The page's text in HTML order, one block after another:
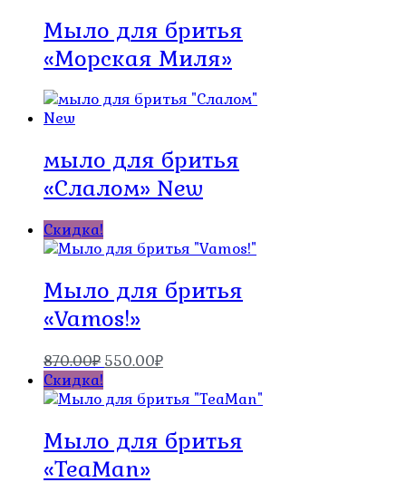
Мыло для бритья
«Морская Миля»
мыло для бритья
«Слалом» New
Скидка!
Мыло для бритья
«Vamos!»
870.00₽ Первоначальная
составляла
550.00₽Текущая
550.00₽.
Скидка!
Мыло для бритья
«TeaMan»